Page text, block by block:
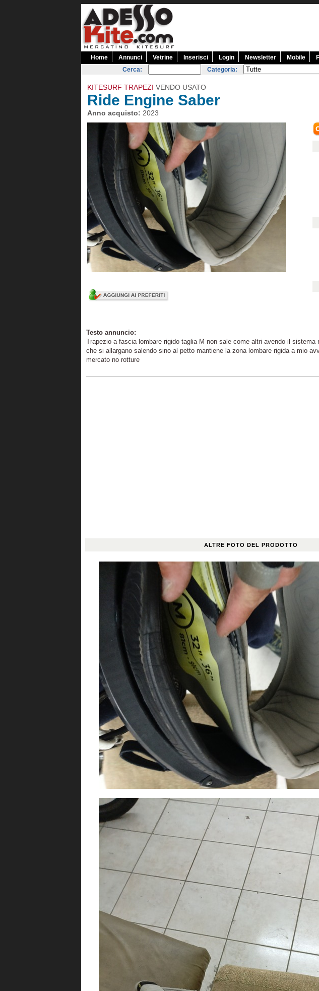
Home Annunci Vetrine Inserisci Login Newsletter Mobile
Cerca:
Categoria:
KITESURF TRAPEZI VENDO USATO
Ride Engine Saber
Anno acquisto: 2023
Testo annuncio:
Trapezio a fascia lombare rigido taglia M non sale come altri avendo il sistema
che si allargano salendo sino al petto mantiene la zona lombare rigida a mio
mercato no rotture
ALTRE FOTO DEL PRODOTTO